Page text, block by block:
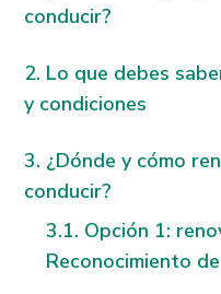
conducir?
Lo que debes
y condiciones
¿Dónde y cómo
conducir?
Opción 1:
Reconocimiento